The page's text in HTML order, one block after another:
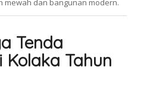
Tenda
Kolaka Tahun